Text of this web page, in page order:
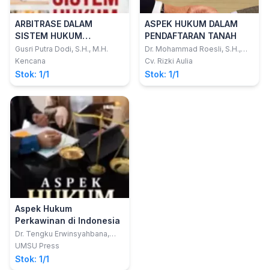
ARBITRASE DALAM
SISTEM HUKUM
INDONESIA
Gusri Putra Dodi, S.H., M.H.
Kencana
Stok: 1/1
ASPEK HUKUM DALAM
PENDAFTARAN TANAH
Dr. Mohammad Roesli, S.H.,
M.Hum
Cv. Rizki Aulia
Stok: 1/1
Aspek Hukum
Perkawinan di Indonesia
Dr. Tengku Erwinsyahbana,
S.H., M.Hum.; Tengku Rizq
UMSU Press
Stok: 1/1